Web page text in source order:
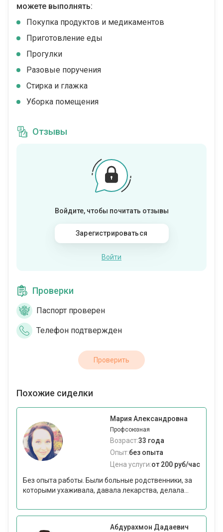
можете выполнять:
Покупка продуктов и медикаментов
Приготовление еды
Прогулки
Разовые поручения
Стирка и глажка
Уборка помещения
Отзывы
Войдите, чтобы почитать отзывы
Зарегистрироваться
Войти
Проверки
Паспорт проверен
Телефон подтвержден
Проверить
Похожие сиделки
Мария Александровна
Профсоюзная
Возраст:33 года
Опыт:без опыта
Цена услуги:от 200 руб/час
Без опыта работы. Были больные родственники, за
которыми ухаживала, давала лекарства, делала...
Абдурахмон Дадаевич